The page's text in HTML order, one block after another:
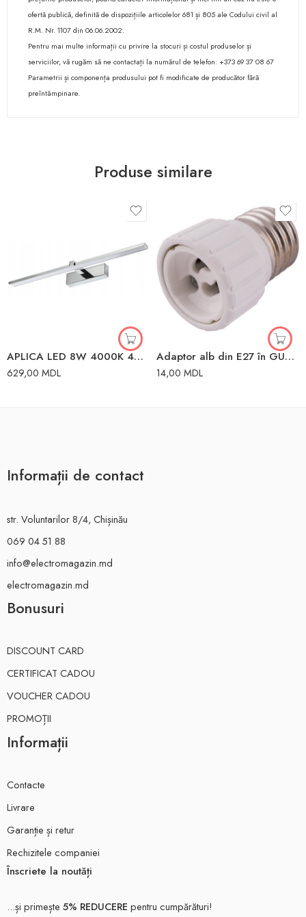
ofertă publică, definită de dispozițiile articolelor 681 și 805 ale Codului civil al
R.M. Nr. 1107 din 06.06.2002.
Pentru mai multe informații cu privire la stocuri și costul produselor și
serviciilor, vă rugăm să ne contactați la numărul de telefon: +373 69 37 08 67
Parametrii și componența produsului pot fi modificate de producător fără
preîntâmpinare.
Produse similare
APLICA LED 8W 4000K 40CM IP44 CROM KEIRA
629,00 MDL
Adaptor alb din E27 în GU10 Enext
14,00 MDL
Informații de contact
str. Voluntarilor 8/4, Chișinău
069 04 51 88
info@electromagazin.md
electromagazin.md
Bonusuri
DISCOUNT CARD
CERTIFICAT CADOU
VOUCHER CADOU
PROMOȚII
Informații
Contacte
Livrare
Garanție și retur
Rechizitele companiei
Înscriete la noutăți
...și primește 5% REDUCERE pentru cumpărături!